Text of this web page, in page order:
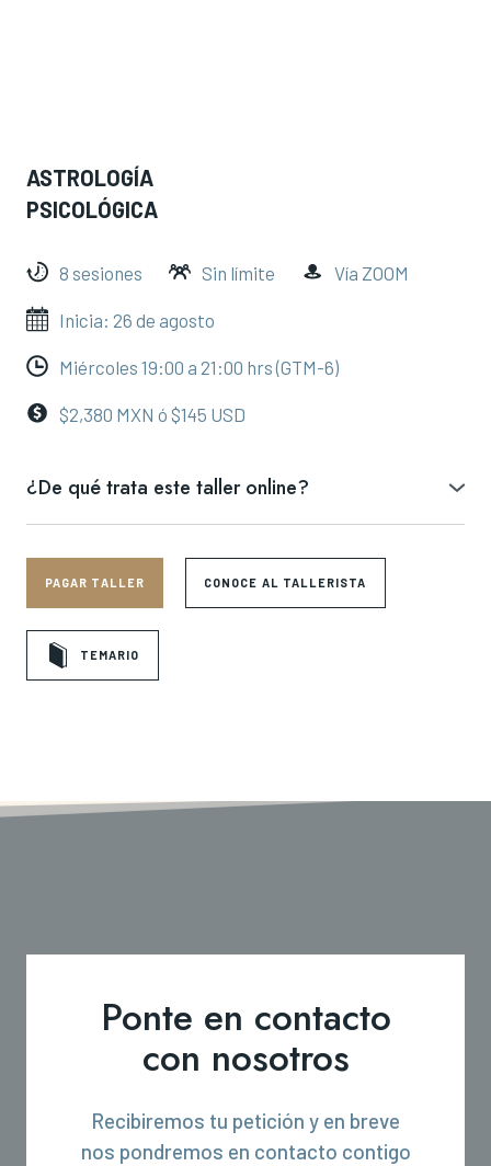
ASTROLOGÍA
PSICOLÓGICA
8 sesiones Sin límite Vía ZOOM
Inicia: 26 de agosto
Miércoles 19:00 a 21:00 hrs (GTM-6)
$2,380 MXN ó $145 USD
¿De qué trata este taller online?
desarrollo interior.
talentos, conflictos y procesos de crecimiento.
Una formación para quienes desean profundizar en la astrología
desde una mirada simbólica, psicológica y evolutiva.
PAGAR TALLER CONOCE AL TALLERISTA
TEMARIO
Ponte en contacto
con nosotros
Recibiremos tu petición y en breve
nos pondremos en contacto contigo